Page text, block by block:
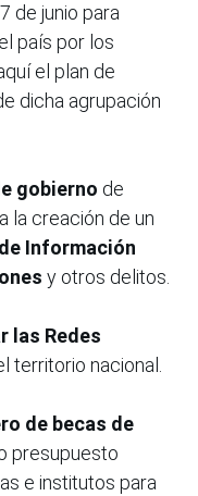
de junio para
país por los
el plan de
dicha agrupación
gobierno de
la creación de un
Información
y otros delitos.
las Redes
territorio nacional.
de becas de
presupuesto
e institutos para